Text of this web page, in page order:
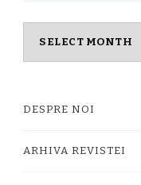
DESPRE NOI
ARHIVA REVISTEI